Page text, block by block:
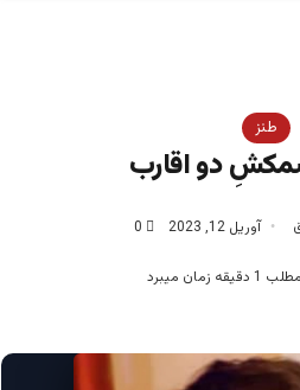
طنز
دو اقارب
آوریل 12, 2023 0
میبرد